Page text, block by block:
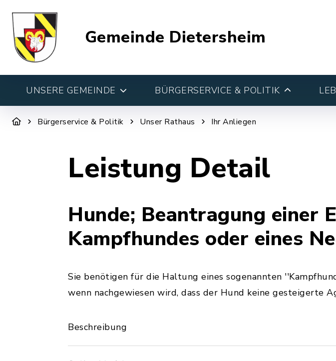
Gemeinde Dietersheim
UNSERE GEMEINDE BÜRGERSERVICE & POLITIK
Bürgerservice & Politik Unser Rathaus Ihr Anliegen
Leistung Detail
Hunde; Beantragung einer
Kampfhundes oder eines
Sie benötigen für die Haltung eines sogenannten
wenn nachgewiesen wird, dass der Hund keine gesteigerte
Beschreibung